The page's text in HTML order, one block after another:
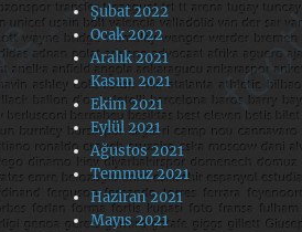
Şubat 2022
Ocak 2022
Aralık 2021
Kasım 2021
Ekim 2021
Eylül 2021
Ağustos 2021
Temmuz 2021
Haziran 2021
Mayıs 2021